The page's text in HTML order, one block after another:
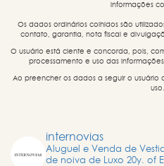
informações
Os dados ordinários colhidos são
contato, garantia, nota fiscal e
O usuário está ciente e concorda, pois,
processamento e uso das
Ao preencher os dados a seguir o
uso.
internovias
Aluguel e Venda de
de noiva de Luxo 20y. of